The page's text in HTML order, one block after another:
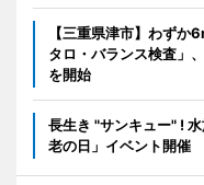
【三重県津市】わずか
タロ・バランス検査」
を開始
長生き "サンキュー" !
老の日」イベント開催